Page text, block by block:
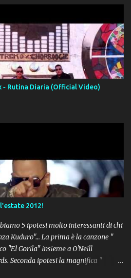
- Rutina Diaria (Official Video)
2012!
5 ipotesi molto interessanti di chi
Kuduro"... La prima è la canzone "
"El Gorila" insieme a O'Neill
Seconda ipotesi la magnifica "